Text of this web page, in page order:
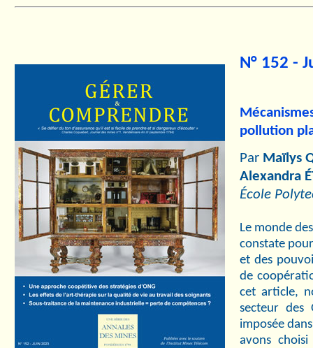
N° 152 -
pollution
Par Maïlys
Alexandra
École
Le monde
constate
et des
de
cet article,
secteur des
imposée
avons